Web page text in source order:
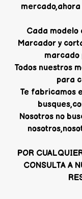
Cada modelo
Marcador y
marcado
Todos nuestros
para
Te fabricamos
Nosotros no
POR
CONSULTA A